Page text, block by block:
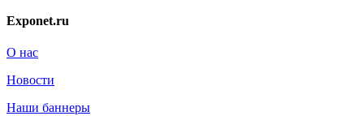
Exponet.ru
О нас
Новости
Наши баннеры